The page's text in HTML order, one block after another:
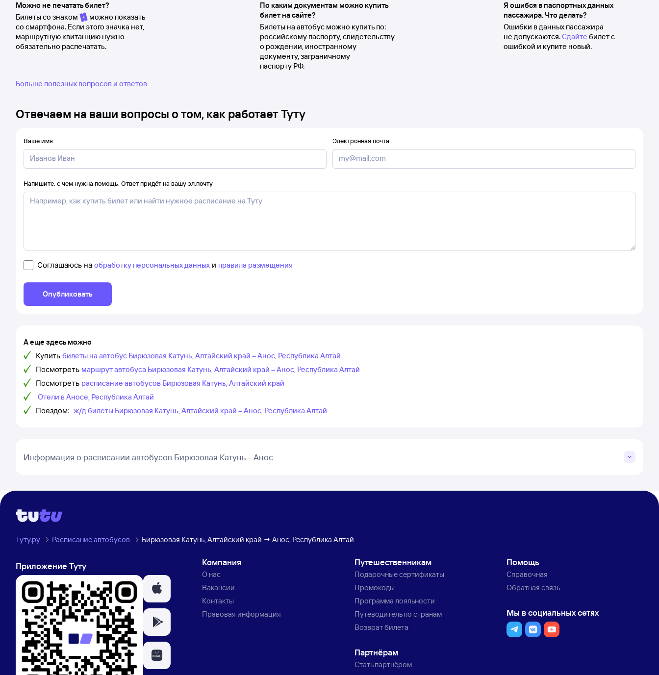
Можно не печатать билет?
Билеты со знаком
можно показать
со смартфона. Если этого значка нет,
маршрутную квитанцию нужно
обязательно распечатать.
По каким документам можно купить
билет на сайте?
Билеты на автобус можно купить по:
российскому паспорту, свидетельству
о рождении, иностранному
документу, заграничному
паспорту РФ.
Я ошибся в паспортных данных
пассажира. Что делать?
Ошибки в данных пассажира
не допускаются.Сдайте билет с
ошибкой и купите новый.
Больше полезных вопросов и ответов
Отвечаем на ваши вопросы о том, как работает Туту
Ваше имя Электронная почта
Напишите, с чем нужна помощь. Ответ придёт на вашу эл.почту
Соглашаюсь на обработку персональных данных и правила размещения
Опубликовать
А еще здесь можно
Купить билеты на автобус Бирюзовая Катунь, Алтайский край – Анос, Республика Алтай
Посмотреть маршрут автобуса Бирюзовая Катунь, Алтайский край – Анос, Республика Алтай
Посмотреть расписание автобусов Бирюзовая Катунь, Алтайский край
Отели в Аносе, Республика Алтай
Поездом: ж/д билеты Бирюзовая Катунь, Алтайский край – Анос, Республика Алтай
Информация о расписании автобусов Бирюзовая Катунь – Анос
Туту.ру Расписание автобусов Бирюзовая Катунь, Алтайский край → Анос, Республика Алтай
Приложение Туту Компания
О нас
Вакансии
Контакты
Правовая информация
Путешественникам
Подарочные сертификаты
Промокоды
Программа лояльности
Путеводитель по странам
Возврат билета
Партнёрам
Стать партнёром
Помощь
Справочная
Обратная связь
Мы в социальных сетях